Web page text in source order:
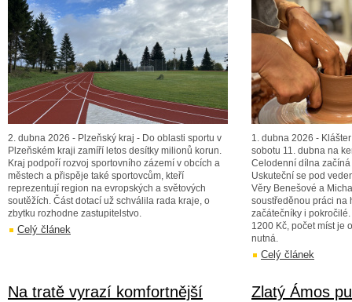
2. dubna 2026 - Plzeňský kraj - Do oblasti sportu v
Plzeňském kraji zamíří letos desítky milionů korun.
Kraj podpoří rozvoj sportovního zázemí v obcích a
městech a přispěje také sportovcům, kteří
reprezentují region na evropských a světových
soutěžích. Část dotací už schválila rada kraje, o
zbytku rozhodne zastupitelstvo.
Celý článek
1. dubna 2026 -
sobotu 11. dubna na
Celodenní dílna
Uskuteční se pod
Věry Benešové a
soustředěnou práci na
začátečníky i
1200 Kč, počet míst je
nutná.
Celý článek
Na tratě vyrazí komfortnější Zlatý Ámos